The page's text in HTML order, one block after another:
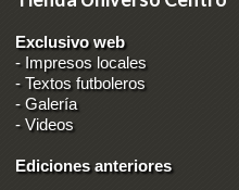
Exclusivo web
- Impresos locales
-Textos futboleros
-Galería
-Videos
Ediciones anteriores